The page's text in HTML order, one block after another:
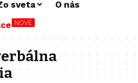
sveta
O nás
NOVÉ